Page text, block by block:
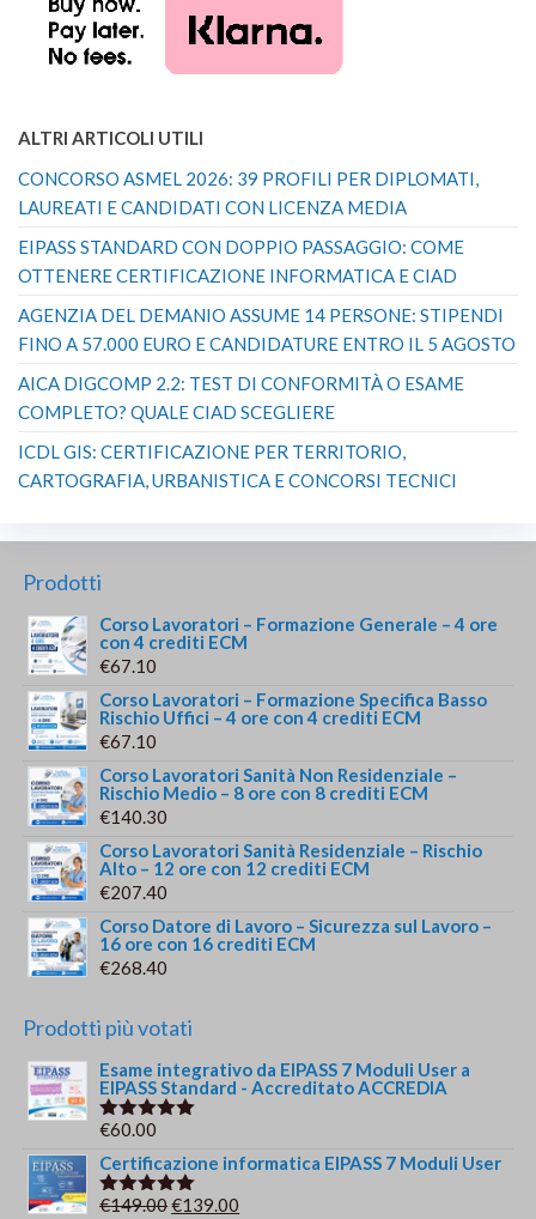
ALTRI ARTICOLI UTILI
CONCORSO ASMEL 2026: 39 PROFILI PER DIPLOMATI,
LAUREATI E CANDIDATI CON LICENZA MEDIA
EIPASS STANDARD CON DOPPIO PASSAGGIO: COME
OTTENERE CERTIFICAZIONE INFORMATICA E CIAD
AGENZIA DEL DEMANIO ASSUME 14 PERSONE: STIPENDI
FINO A 57.000 EURO E CANDIDATURE ENTRO IL 5 AGOSTO
AICA DIGCOMP 2.2: TEST DI CONFORMITÀ O ESAME
COMPLETO? QUALE CIAD SCEGLIERE
ICDL GIS: CERTIFICAZIONE PER TERRITORIO,
CARTOGRAFIA, URBANISTICA E CONCORSI TECNICI
Prodotti
Corso Lavoratori – Formazione Generale – 4 ore
con 4 crediti ECM
€67.10
Corso Lavoratori – Formazione Specifica Basso
Rischio Uffici – 4 ore con 4 crediti ECM
€67.10
Corso Lavoratori Sanità Non Residenziale –
Rischio Medio – 8 ore con 8 crediti ECM
€140.30
Corso Lavoratori Sanità Residenziale – Rischio
Alto – 12 ore con 12 crediti ECM
€207.40
Corso Datore di Lavoro – Sicurezza sul Lavoro –
16 ore con 16 crediti ECM
€268.40
Prodotti più votati
Esame integrativo da EIPASS 7 Moduli User a
EIPASS Standard - Accreditato ACCREDIA
Valutato
€60.00
Certificazione informatica EIPASS 7 Moduli User
Valutato
€149.00Il
€139.00